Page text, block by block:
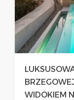
WIDOKIEM